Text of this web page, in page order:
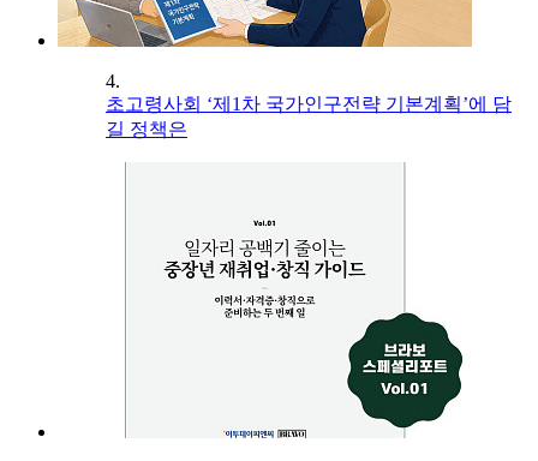
4.
초고령사회 ‘제1차 국가인구전략 기본계획’에 담
길 정책은